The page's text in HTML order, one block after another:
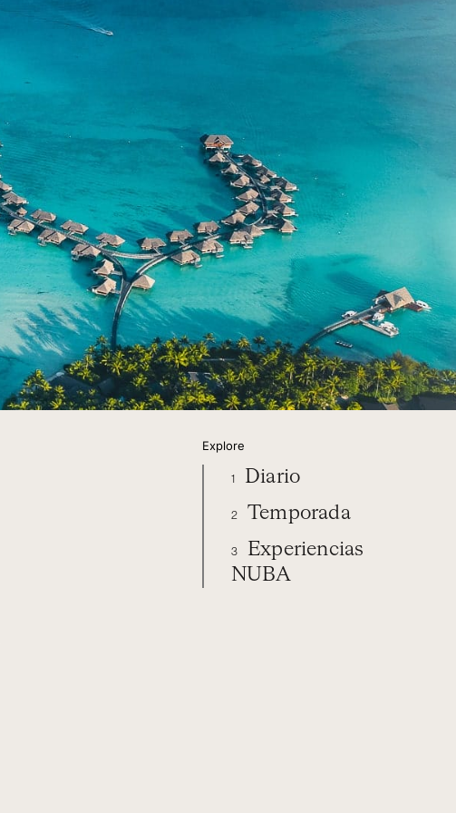
Explore
1 Diario
2 Temporada
3
Experiencias
NUBA